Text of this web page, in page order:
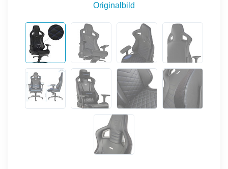
Originalbild